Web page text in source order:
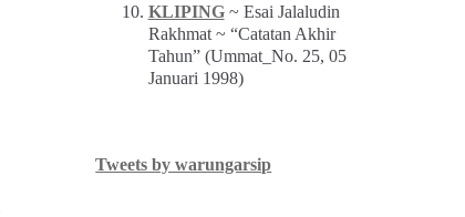
KLIPING~ Esai Jalaludin
Rakhmat ~ “Catatan Akhir
Tahun” (Ummat_No. 25, 05
Januari 1998)
Tweets by warungarsip